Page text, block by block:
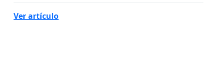
Ver artículo